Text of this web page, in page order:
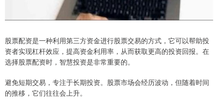
股票配资是一种利用第三方资金进行股票交易的方式，它可以帮助投
资者实现杠杆效应，提高资金利用率，从而获取更高的投资回报。在
选择股票配资时，智慧投资是非常重要的。
避免短期交易，专注于长期投资。股票市场会经历波动，但随着时间
的推移，它们往往会上升。